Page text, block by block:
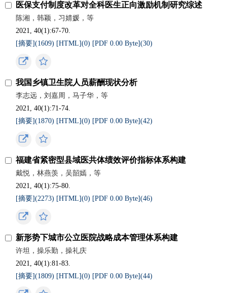
医保支付制度改革对全科医生正向激励机制研究综述
陈湘，韩颖，习婧媛，等
2021, 40(1):67-70.
[摘要](1609) [HTML](0) [PDF 0.00 Byte](30)
我国乡镇卫生院人员薪酬现状分析
李志远，刘嘉周，马子华，等
2021, 40(1):71-74.
[摘要](1870) [HTML](0) [PDF 0.00 Byte](42)
福建省紧密型县域医共体绩效评价指标体系构建
戴悦，林燕羡，吴韶嫣，等
2021, 40(1):75-80.
[摘要](2273) [HTML](0) [PDF 0.00 Byte](46)
新形势下城市公立医院战略成本管理体系构建
许坦，操乐勤，操礼庆
2021, 40(1):81-83.
[摘要](1809) [HTML](0) [PDF 0.00 Byte](44)